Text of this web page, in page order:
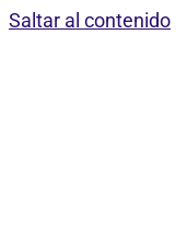
Saltar al contenido